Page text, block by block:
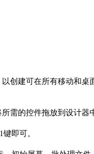
创建可在所有移动和
需的控件拖放到设计
即可。